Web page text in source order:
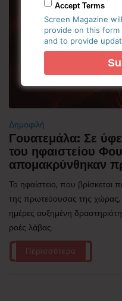
Δημοφιλή
Γουατεμάλα: Σε
του ηφαιστείου
απομακρύνθηκαν
Το ηφαίστειο, που βρίσκεται
της πρωτεύουσας της χώρας,
ημέρες αυξημένη
ροές λάβας.
Περισσότερα
Accept Terms
Screen Magazine
provide on this
and to provide